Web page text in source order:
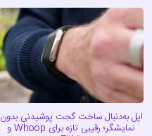
اپل به‌دنبال ساخت گجت پوشیدنی بدون
نمایشگر؛ رقیبی تازه برای Whoop و